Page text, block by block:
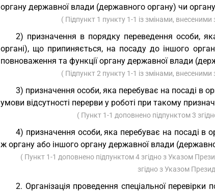
органу державної влади (державного органу) чи
( Підпункт 1 пункту 1-1 із змінами,
2) призначення в порядку переведення особи,
органі), що припиняється, на посаду до іншого
повноваження та функції органу державної влади
( Підпункт 2 пункту 1-1 із змінами,
3) призначення особи, яка перебуває на посаді в
умови відсутності перерви у роботі при такому
( Пункт 1-1 доповнено підпунктом 3
4) призначення особи, яка перебуває на посаді в
ж органу або іншого органу державної влади
( Пункт 1-1 доповнено підпунктом 4 згідно з Указом
згідно з Указом
2. Організація проведення спеціальної